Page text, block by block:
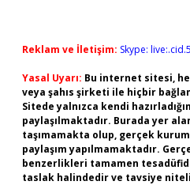
Reklam ve İletişim: Skype:
Yasal Uyarı: Bu internet sitesi,
veya şahıs şirketi ile hiçbir
Sitede yalnızca kendi
paylaşılmaktadır. Burada yer
taşımamakta olup, gerçek
paylaşım yapılmamaktadır.
benzerlikleri tamamen
taslak halindedir ve tavsiye